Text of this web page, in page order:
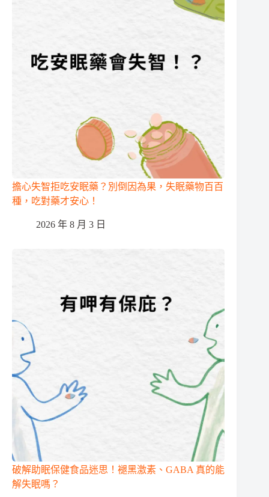
擔心失智拒吃安眠藥？別倒因為果，失眠藥物百百
種，吃對藥才安心！
2026 年 8 月 3 日
破解助眠保健食品迷思！褪黑激素、GABA 真的能
解失眠嗎？